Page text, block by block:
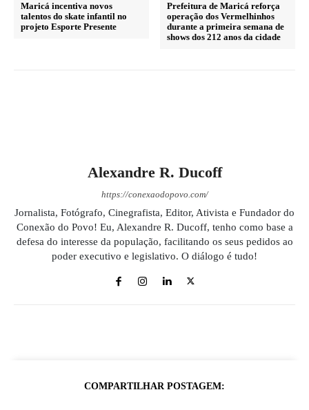
Maricá incentiva novos
talentos do skate infantil no
projeto Esporte Presente
Prefeitura de Maricá reforça
operação dos Vermelhinhos
durante a primeira semana de
shows dos 212 anos da cidade
Alexandre R. Ducoff
https://conexaodopovo.com/
Jornalista, Fotógrafo, Cinegrafista, Editor, Ativista e Fundador do
Conexão do Povo! Eu, Alexandre R. Ducoff, tenho como base a
defesa do interesse da população, facilitando os seus pedidos ao
poder executivo e legislativo. O diálogo é tudo!
COMPARTILHAR POSTAGEM: